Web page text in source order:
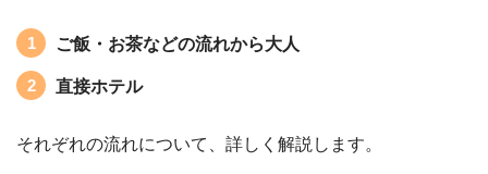
ご飯・お茶などの流れから大人
直接ホテル
それぞれの流れについて、詳しく解説します。